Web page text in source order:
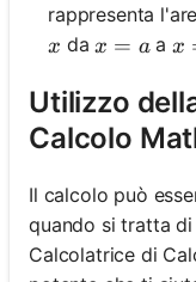
rappresenta
x
x dax=a
x = aax
Utilizzo
Calcolo
Il calcolo può
quando si tratta
Calcolatrice di